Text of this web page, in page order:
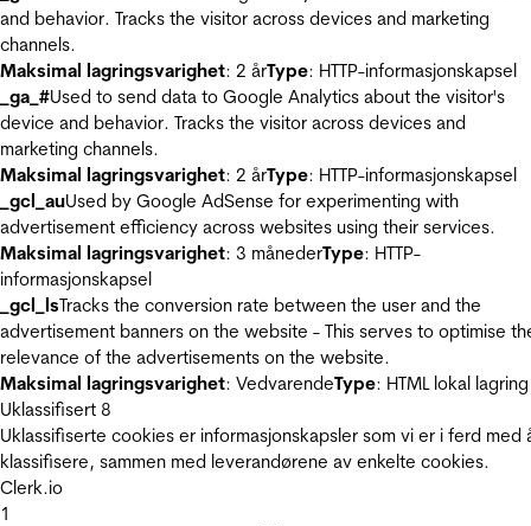
and behavior. Tracks the visitor across devices and marketing
channels.
Maksimal lagringsvarighet: 2 årType: HTTP-informasjonskapsel
_ga_#Used to send data to Google Analytics about the visitor's
device and behavior. Tracks the visitor across devices and
marketing channels.
Maksimal lagringsvarighet: 2 årType: HTTP-informasjonskapsel
_gcl_auUsed by Google AdSense for experimenting with
advertisement efficiency across websites using their services.
Maksimal lagringsvarighet: 3 månederType: HTTP-
informasjonskapsel
_gcl_lsTracks the conversion rate between the user and the
advertisement banners on the website - This serves to optimise
relevance of the advertisements on the website.
Maksimal lagringsvarighet: VedvarendeType: HTML lokal lagring
Uklassifisert 8
Uklassifiserte cookies er informasjonskapsler som vi er i ferd med
klassifisere, sammen med leverandørene av enkelte cookies.
Clerk.io
1